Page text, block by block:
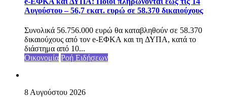
Αυγούστου – 56,7 εκατ. ευρώ σε 58.370 δικαιούχους
Συνολικά 56.756.000 ευρώ θα καταβληθούν σε 58.370
δικαιούχους από τον e-ΕΦΚΑ και τη ΔΥΠΑ, κατά το
διάστημα από 10...
Οικονομία Ροή Ειδήσεων
8 Αυγούστου 2026